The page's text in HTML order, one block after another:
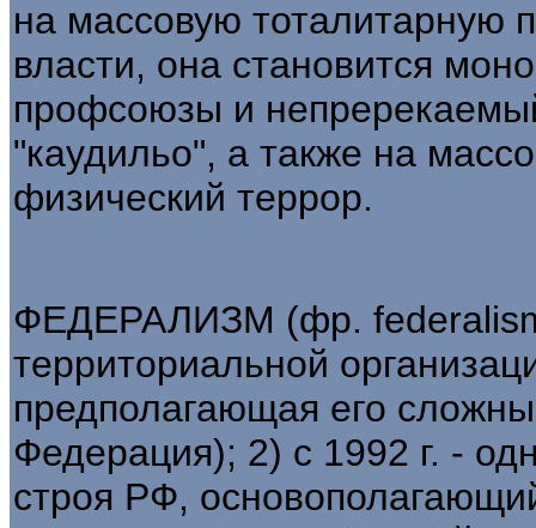
на массовую тоталитарную
власти, она становится
профсоюзы и
"каудильо", а также на
физический террор.
ФЕДЕРАЛИЗМ (фр.
территориальной
предполагающая его
Федерация); 2) с 1992 г. -
строя РФ,